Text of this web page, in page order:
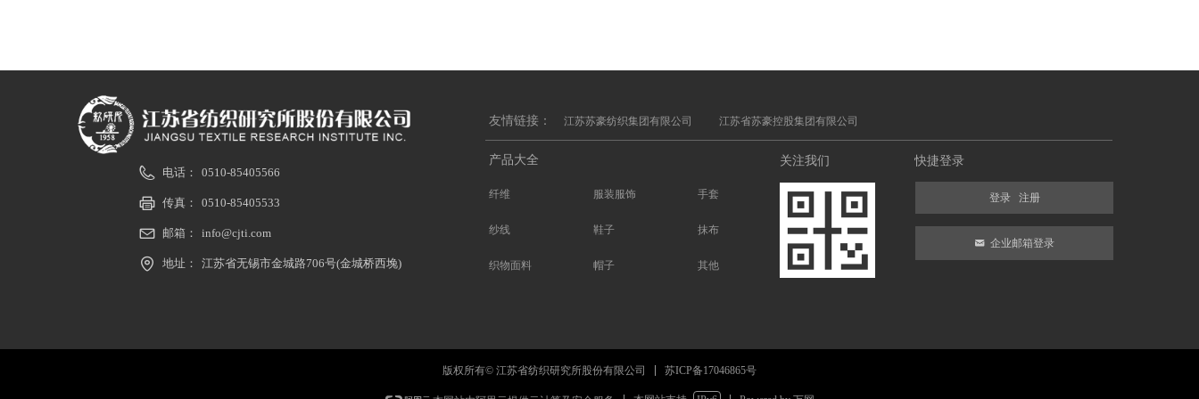
江苏苏豪纺织集团有限公司 江苏省苏豪控股集团有限公司
友情链接：
낂 企业邮箱登录
登录 注册
快捷登录
手套
抹布
其他
关注我们
产品大全
服装服饰
鞋子
帽子
纤维
纱线
织物面料
电话： 0510-85405566
传真： 0510-85405533
邮箱： info@cjti.com
地址： 江苏省无锡市金城路706号(金城桥西堍)
版权所有© 江苏省纺织研究所股份有限公司 苏ICP备17046865号